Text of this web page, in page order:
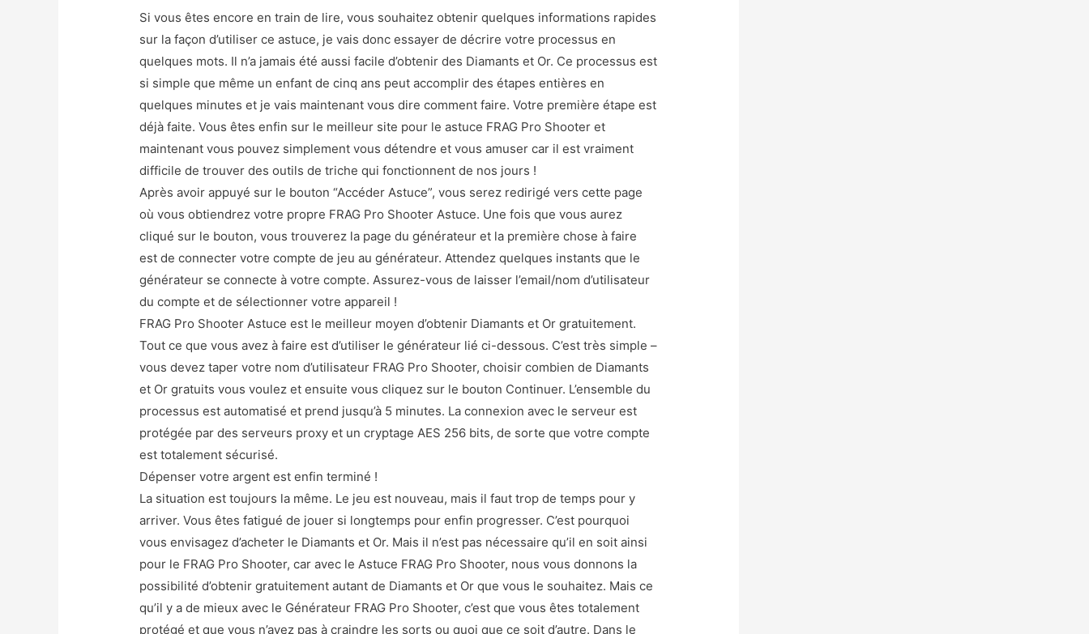
Si vous êtes encore en train de lire, vous souhaitez obtenir quelques informations rapides
sur la façon d’utiliser ce astuce, je vais donc essayer de décrire votre processus en
quelques mots. Il n’a jamais été aussi facile d’obtenir des Diamants et Or. Ce processus est
si simple que même un enfant de cinq ans peut accomplir des étapes entières en
quelques minutes et je vais maintenant vous dire comment faire. Votre première étape est
déjà faite. Vous êtes enfin sur le meilleur site pour le astuce FRAG Pro Shooter et
maintenant vous pouvez simplement vous détendre et vous amuser car il est vraiment
difficile de trouver des outils de triche qui fonctionnent de nos jours !
Après avoir appuyé sur le bouton “Accéder Astuce”, vous serez redirigé vers cette page
où vous obtiendrez votre propre FRAG Pro Shooter Astuce. Une fois que vous aurez
cliqué sur le bouton, vous trouverez la page du générateur et la première chose à faire
est de connecter votre compte de jeu au générateur. Attendez quelques instants que le
générateur se connecte à votre compte. Assurez-vous de laisser l’email/nom d’utilisateur
du compte et de sélectionner votre appareil !
FRAG Pro Shooter Astuce est le meilleur moyen d’obtenir Diamants et Or gratuitement.
Tout ce que vous avez à faire est d’utiliser le générateur lié ci-dessous. C’est très simple –
vous devez taper votre nom d’utilisateur FRAG Pro Shooter, choisir combien de Diamants
et Or gratuits vous voulez et ensuite vous cliquez sur le bouton Continuer. L’ensemble du
processus est automatisé et prend jusqu’à 5 minutes. La connexion avec le serveur est
protégée par des serveurs proxy et un cryptage AES 256 bits, de sorte que votre compte
est totalement sécurisé.
Dépenser votre argent est enfin terminé !
La situation est toujours la même. Le jeu est nouveau, mais il faut trop de temps pour y
arriver. Vous êtes fatigué de jouer si longtemps pour enfin progresser. C’est pourquoi
vous envisagez d’acheter le Diamants et Or. Mais il n’est pas nécessaire qu’il en soit ainsi
pour le FRAG Pro Shooter, car avec le Astuce FRAG Pro Shooter, nous vous donnons la
possibilité d’obtenir gratuitement autant de Diamants et Or que vous le souhaitez. Mais ce
qu’il y a de mieux avec le Générateur FRAG Pro Shooter, c’est que vous êtes totalement
protégé et que vous n’avez pas à craindre les sorts ou quoi que ce soit d’autre. Dans le